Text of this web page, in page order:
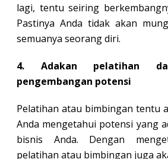
lagi, tentu seiring
Pastinya Anda tidak akan
semuanya seorang diri.
4. Adakan pelatihan
pengembangan potensi
Pelatihan atau bimbingan tentu
Anda mengetahui potensi yang
bisnis Anda. Dengan
pelatihan atau bimbingan juga